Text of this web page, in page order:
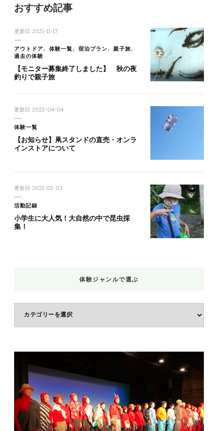
おすすめ記事
更新日:2021-11-17
アウトドア 体験一覧 宿泊プラン
親子旅
過去の体験
【モニター募集終了しました】 秋の夜
釣りで親子旅
更新日:2022-04-04
体験一覧
【お知らせ】凧スタンドの直売・オンラ
インストアについて
更新日:2021-02-03
活動記録
小学生に大人気！大自然の中で昆虫採
集！
体験ジャンルで選ぶ
ャ
で
選
ぶ